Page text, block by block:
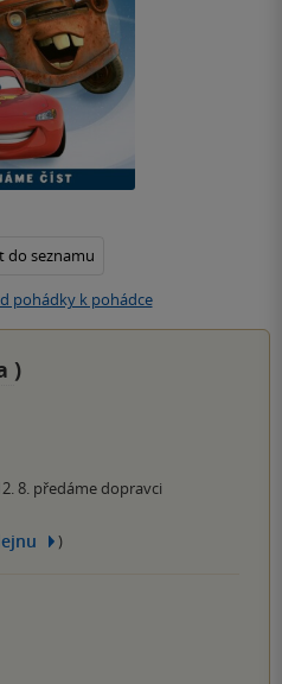
do seznamu
pohádky k pohádce
)
8. předáme dopravci
)